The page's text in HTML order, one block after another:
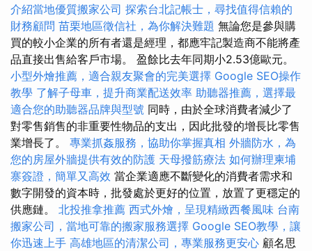
介紹當地優質搬家公司 探索台北記帳士，尋找值得信賴的
財務顧問 苗栗地區徵信社，為你解決難題 無論您是參與購
買的較小企業的所有者還是經理，都應牢記製造商不能將產
品直接出售給客戶市場。 盈餘比去年同期小2.53億歐元。
小型外燴推薦，適合親友聚會的完美選擇 Google SEO操作
教學 了解子母車，提升商業配送效率 助聽器推薦，選擇最
適合您的助聽器品牌與型號 同時，由於全球消費者減少了
對零售銷售的非重要性物品的支出，因此批發的增長比零售
業增長了。 專業抓姦服務，協助你掌握真相 外牆防水，為
您的房屋外牆提供有效的防護 天母撥筋療法 如何辦理柬埔
寨簽證，簡單又高效 當企業適應不斷變化的消費者需求和
數字開發的資本時，批發處於更好的位置，放置了更穩定的
供應鏈。 北投推拿推薦 西式外燴，呈現精緻西餐風味 台南
搬家公司，當地可靠的搬家服務選擇 Google SEO教學，讓
你迅速上手 高雄地區的清潔公司，專業服務更安心 顧名思